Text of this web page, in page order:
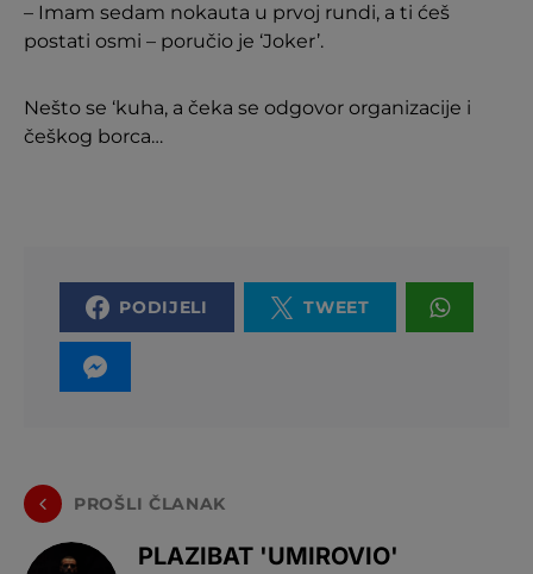
– Imam sedam nokauta u prvoj rundi, a ti ćeš
postati osmi – poručio je ‘Joker’.
Nešto se ‘kuha, a čeka se odgovor organizacije i
češkog borca…
PODIJELI TWEET
PROŠLI ČLANAK
PLAZIBAT 'UMIROVIO'